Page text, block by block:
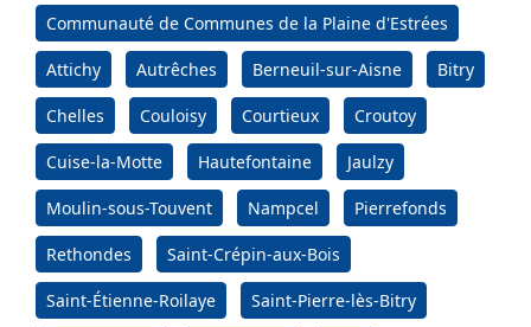
Communauté de Communes de la Plaine d'Estrées
Attichy Autrêches Berneuil-sur-Aisne Bitry
Chelles Couloisy Courtieux Croutoy
Cuise-la-Motte Hautefontaine Jaulzy
Moulin-sous-Touvent Nampcel Pierrefonds
Rethondes Saint-Crépin-aux-Bois
Saint-Étienne-Roilaye Saint-Pierre-lès-Bitry